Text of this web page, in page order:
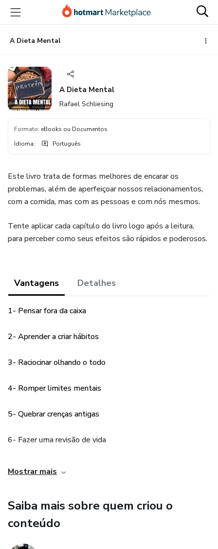
para
conteúdo
principal
para
pagamento
para
rodapé
A Dieta Mental
A Dieta Mental
Rafael Schliesing
Formato: eBooks ou Documentos
Idioma: Português
Este livro trata de formas melhores de encarar os
problemas, além de aperfeiçoar nossos relacionamentos,
com a comida, mas com as pessoas e com nós mesmos.
Tente aplicar cada capítulo do livro logo após a leitura,
para perceber como seus efeitos são rápidos e poderosos.
Vantagens Detalhes
1- Pensar fora da caixa
2- Aprender a criar hábitos
3- Raciocinar olhando o todo
4- Romper limites mentais
5- Quebrar crenças antigas
6- Fazer uma revisão de vida
Mostrar mais
Saiba mais sobre quem criou o
conteúdo